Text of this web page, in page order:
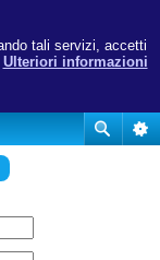
tali servizi, accetti
Ulteriori informazioni